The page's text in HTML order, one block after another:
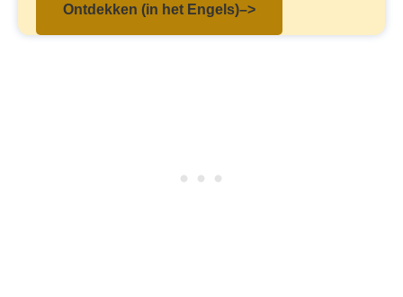
Ontdekken (in het Engels)–>